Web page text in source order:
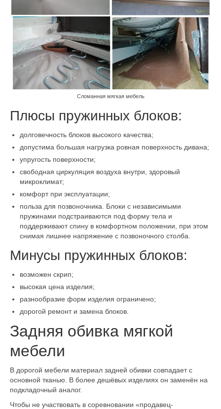
Сломанная мягкая мебель
Плюсы пружинных блоков:
долговечность блоков высокого качества;
допустима большая нагрузка ровная поверхность дивана;
упругость поверхности;
свободная циркуляция воздуха внутри, здоровый
микроклимат;
комфорт при эксплуатации;
польза для позвоночника. Блоки с независимыми
пружинами подстраиваются под форму тела и
поддерживают спину в комфортном положении, при этом
снимая лишнее напряжение с позвоночного столба.
Минусы пружинных блоков:
возможен скрип;
высокая цена изделия;
разнообразие форм изделия ограничено;
дорогой ремонт и замена блоков.
Задняя обивка мягкой
мебели
В дорогой мебели материал задней обивки совпадает с
основной тканью. В более дешёвых изделиях он заменён на
подкладочный аналог.
Чтобы не участвовать в соревновании «продавец-